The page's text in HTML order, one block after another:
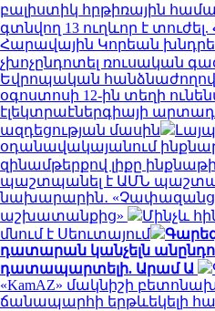
բալիստիկ հրթիռային
գտնվող 13 ուղևոր է
Հարավային Կորեան
չխոչընդոտել ռուսական
Եվրոպական
օգոստոսի 12-ին տեղի
էլեկտրաէներգիայի
ազդեցության մասին
օդանավակայանում
զինամթերքով լիքը
պաշտպանել է ԱՄՆ
նախարարին․ «Չափազանց
աշխատանքից»
Մինչև
մնում է Սեուտայում
դատարան կանչելն
դատապարտելի. Արամ Ա
«KamAZ» մակնիշի
ճանապարհի երթևեկելի